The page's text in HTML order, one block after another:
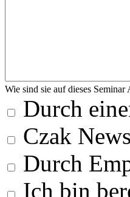
Wie sind sie auf dieses
Durch
Czak
Durch
Ich bin